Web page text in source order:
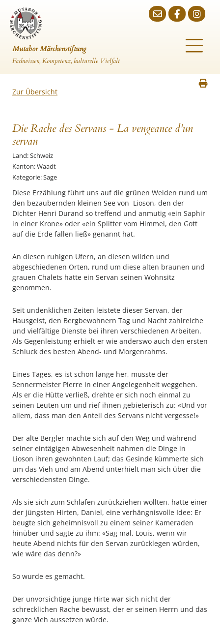
Mutabor Märchenstiftung
Fachwissen, Kompetenz, kulturelle Vielfalt
Zur Übersicht
Die Rache des Servans - La vengeance d’un
servan
Land: Schweiz
Kanton: Waadt
Kategorie: Sage
Diese Erzählung führt uns auf die grünen Weiden rund um
den bezaubernden kleinen See von Lioson, den der
Dichter Henri Durand so treffend und anmutig «ein Saphir
in einer Krone» oder «ein Splitter vom Himmel, den Gott
auf die Erde fallen ließ» genannt hat.
An diesen ruhigen Ufern, an diesen wilden und
abgeschiedenen Orten, rund um diese alten braunen und
grauen Chalets hatte ein Servan seinen Wohnsitz
genommen.
Seit undenklichen Zeiten leistete dieser Servan, der
Hausgeist, den Bergbewohnern Tag und Nacht zahlreiche
und vielfältige Dienste bei ihren verschiedenen Arbeiten.
Als Gegenleistung erhielt er wie anderswo auch den ersten
Schluck des besten Abend- und Morgenrahms.
Eines Tages, es ist schon lange her, musste der
Sennermeister Pierre in einer Angelegenheit weggehen.
Als er die Hütte verließ, drehte er sich noch einmal zu
seinen Leuten um und rief ihnen gebieterisch zu: «Und vor
allem, dass man den Anteil des Servans nicht vergesse!»
Der alte Bergler machte sich auf den Weg und während
seiner eintägigen Abwesenheit nahmen die Dinge in
Lioson ihren gewohnten Lauf; das Gesinde kümmerte sich
um das Vieh und am Abend unterhielt man sich über die
verschiedensten Dinge.
Als sie sich zum Schlafen zurückziehen wollten, hatte einer
der jüngsten Hirten, Daniel, eine verhängnisvolle Idee: Er
beugte sich geheimnisvoll zu einem seiner Kameraden
hinüber und sagte zu ihm: «Sag mal, Louis, wenn wir
heute Abend nichts für den Servan zurücklegen würden,
wie wäre das denn?»
So wurde es gemacht.
Der unvorsichtige junge Hirte war sich nicht der
schrecklichen Rache bewusst, der er seinen Herrn und das
ganze Vieh aussetzen würde.